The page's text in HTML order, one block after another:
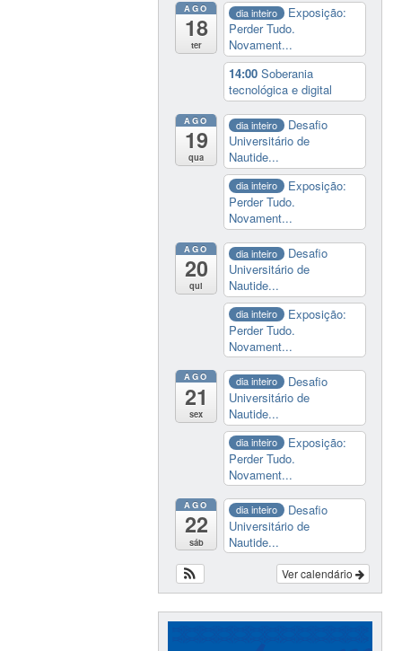
AGO
18
ter
dia inteiro
Exposição:
Perder Tudo.
Novament...
14:00Soberania
tecnológica e digital
AGO
19
qua
dia inteiro
Desafio
Universitário de
Nautide...
dia inteiro
Exposição:
Perder Tudo.
Novament...
AGO
20
qui
dia inteiro
Desafio
Universitário de
Nautide...
dia inteiro
Exposição:
Perder Tudo.
Novament...
AGO
21
sex
dia inteiro
Desafio
Universitário de
Nautide...
dia inteiro
Exposição:
Perder Tudo.
Novament...
AGO
22
sáb
dia inteiro
Desafio
Universitário de
Nautide...
Ver calendário